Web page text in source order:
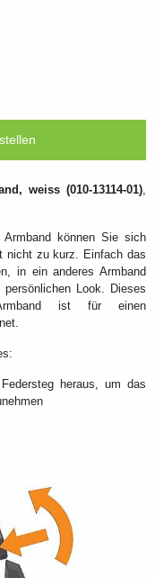
weiss (010-13114-01)
können Sie sich
nicht zu kurz. Einfach das
in ein anderes Armband
Look. Dieses
ist für einen
heraus, um das